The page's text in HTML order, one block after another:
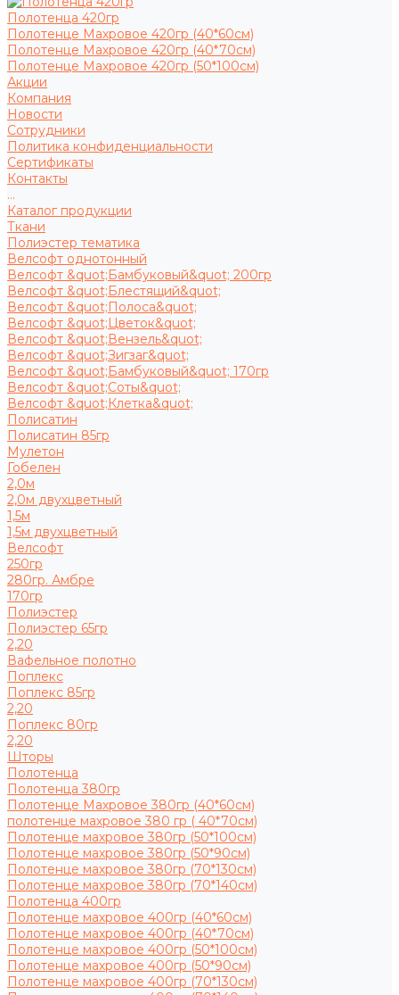
Полотенца 420гр
Полотенце Махровое 420гр (40*60см)
Полотенце Махровое 420гр (40*70см)
Полотенце Махровое 420гр (50*100см)
Акции
Компания
Новости
Сотрудники
Политика конфиденциальности
Сертификаты
Контакты
...
Каталог продукции
Ткани
Полиэстер тематика
Велсофт однотонный
Велсофт &quot;Бамбуковый&quot; 200гр
Велсофт &quot;Блестящий&quot;
Велсофт &quot;Полоса&quot;
Велсофт &quot;Цветок&quot;
Велсофт &quot;Вензель&quot;
Велсофт &quot;Зигзаг&quot;
Велсофт &quot;Бамбуковый&quot; 170гр
Велсофт &quot;Соты&quot;
Велсофт &quot;Клетка&quot;
Полисатин
Полисатин 85гр
Мулетон
Гобелен
2,0м
2,0м двухцветный
1,5м
1,5м двухцветный
Велсофт
250гр
280гр. Амбре
170гр
Полиэстер
Полиэстер 65гр
2,20
Вафельное полотно
Поплекс
Поплекс 85гр
2,20
Поплекс 80гр
2,20
Шторы
Полотенца
Полотенца 380гр
Полотенце Махровое 380гр (40*60см)
полотенце махровое 380 гр ( 40*70см)
Полотенце махровое 380гр (50*100см)
Полотенце махровое 380гр (50*90см)
Полотенце махровое 380гр (70*130см)
Полотенце махровое 380гр (70*140см)
Полотенца 400гр
Полотенце махровое 400гр (40*60см)
Полотенце махровое 400гр (40*70см)
Полотенце махровое 400гр (50*100см)
Полотенце махровое 400гр (50*90см)
Полотенце махровое 400гр (70*130см)